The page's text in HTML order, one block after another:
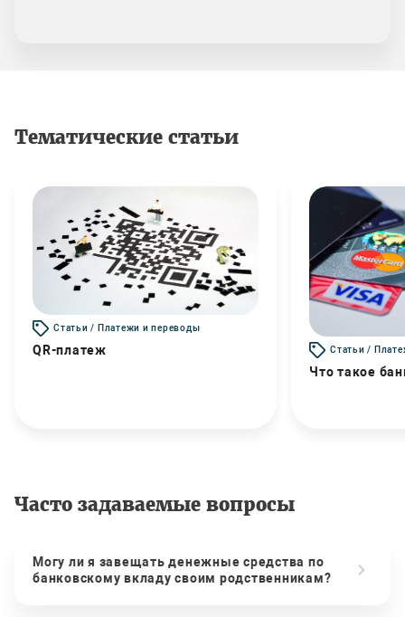
Тематические статьи
Статьи / Платежи и переводы
QR-платеж Статьи /
Что такое
Часто задаваемые вопросы
Могу ли я завещать денежные средства по
банковскому вкладу своим родственникам?